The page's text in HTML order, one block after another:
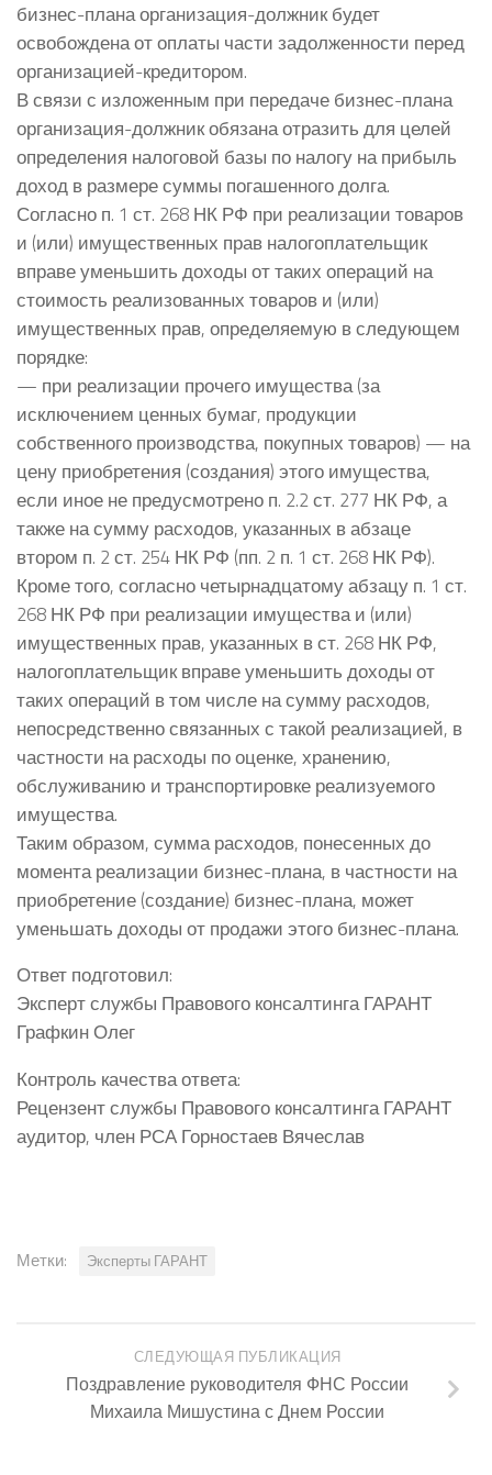
бизнес-плана организация-должник будет
освобождена от оплаты части задолженности перед
организацией-кредитором.
В связи с изложенным при передаче бизнес-плана
организация-должник обязана отразить для целей
определения налоговой базы по налогу на прибыль
доход в размере суммы погашенного долга.
Согласно п. 1 ст. 268 НК РФ при реализации товаров
и (или) имущественных прав налогоплательщик
вправе уменьшить доходы от таких операций на
стоимость реализованных товаров и (или)
имущественных прав, определяемую в следующем
порядке:
— при реализации прочего имущества (за
исключением ценных бумаг, продукции
собственного производства, покупных товаров) — на
цену приобретения (создания) этого имущества,
если иное не предусмотрено п. 2.2 ст. 277 НК РФ, а
также на сумму расходов, указанных в абзаце
втором п. 2 ст. 254 НК РФ (пп. 2 п. 1 ст. 268 НК РФ).
Кроме того, согласно четырнадцатому абзацу п. 1 ст.
268 НК РФ при реализации имущества и (или)
имущественных прав, указанных в ст. 268 НК РФ,
налогоплательщик вправе уменьшить доходы от
таких операций в том числе на сумму расходов,
непосредственно связанных с такой реализацией, в
частности на расходы по оценке, хранению,
обслуживанию и транспортировке реализуемого
имущества.
Таким образом, сумма расходов, понесенных до
момента реализации бизнес-плана, в частности на
приобретение (создание) бизнес-плана, может
уменьшать доходы от продажи этого бизнес-плана.
Ответ подготовил:
Эксперт службы Правового консалтинга ГАРАНТ
Графкин Олег
Контроль качества ответа:
Рецензент службы Правового консалтинга ГАРАНТ
аудитор, член РСА Горностаев Вячеслав
Метки: Эксперты ГАРАНТ
СЛЕДУЮЩАЯ ПУБЛИКАЦИЯ
Поздравление руководителя ФНС России
Михаила Мишустина с Днем России